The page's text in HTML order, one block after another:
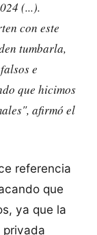
(...).
con este
tumbarla,
e
que hicimos
afirmó el
referencia
que
ya que la
privada